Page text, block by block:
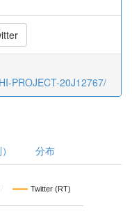
PROJECT-20J12767/
分布
Twitter (RT)